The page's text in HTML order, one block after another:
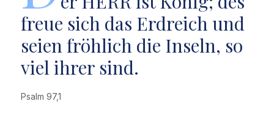
freue sich das Erdreich und
seien fröhlich die Inseln, so
viel ihrer sind.
Psalm 97,1